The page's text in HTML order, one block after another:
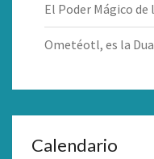
El Poder Mágico de
Ometéotl, es la
Calendario